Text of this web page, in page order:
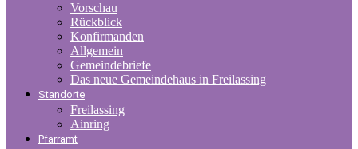
Vorschau
Rückblick
Konfirmanden
Allgemein
Gemeindebriefe
Das neue Gemeindehaus in Freilassing
Standorte
Freilassing
Ainring
Pfarramt